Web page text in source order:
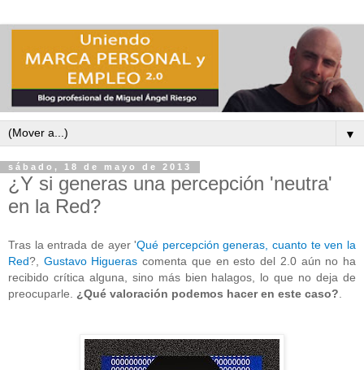
▼
sábado, 18 de mayo de 2013
¿Y si generas una percepción 'neutra'
en la Red?
Tras la entrada de ayer 'Qué percepción generas, cuanto te ven la
Red?, Gustavo Higueras comenta que en esto del 2.0 aún no ha
recibido crítica alguna, sino más bien halagos, lo que no deja de
preocuparle. ¿Qué valoración podemos hacer en este caso?.